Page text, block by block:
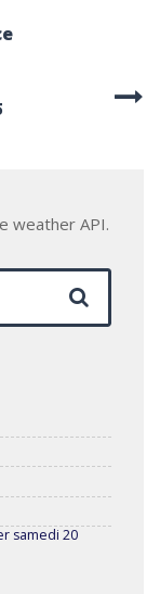
weather API.
samedi 20